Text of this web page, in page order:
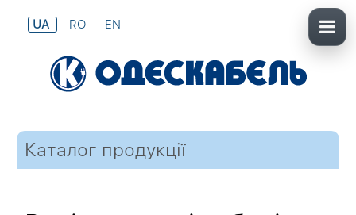
UA RO EN
Каталог продукції